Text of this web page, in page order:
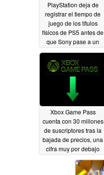
PlayStation deja de
registrar el tiempo de
juego de los títulos
físicos de PS5 antes de
que Sony pase a un
modelo totalmente
digital07/07/2026
Xbox Game Pass
cuenta con 30 millones
de suscriptores tras la
bajada de precios, una
cifra muy por debajo
del objetivo de 77
07/07/2026